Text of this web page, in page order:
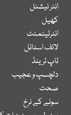
انٹر نیشنل
کھیل
انٹرٹینمنٹ
لائف اسٹائل
ٹاپ ٹرینڈ
دلچسپ و عجیب
صحت
سونے کے نرخ